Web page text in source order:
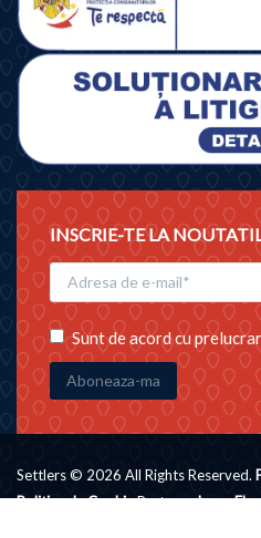
INSCRIE-TE LA
Sunt de acord cu
Settlers © 2026 All Rights Reserved.
Politica de CookiePartenerImmoFlux